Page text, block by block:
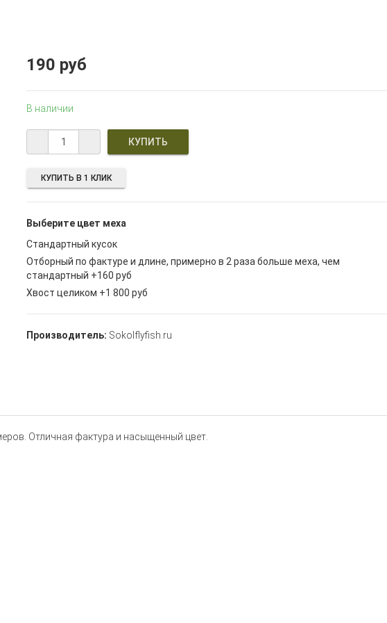
190 руб
В наличии
Выберите цвет меха
Стандартный кусок
Отборный по фактуре и длине, примерно в 2 раза больше меха, чем
стандартный +160 руб
Хвост целиком +1 800 руб
КУПИТЬ В 1 КЛИК
Производитель: Sokolflyfish.ru
Отличная фактура и насыщенный цвет.